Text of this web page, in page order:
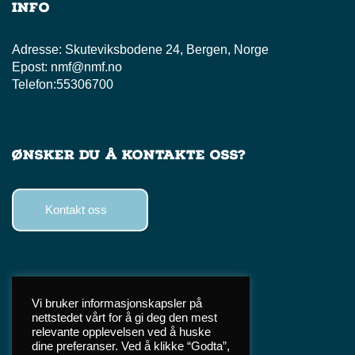
Info
Adresse: Skuteviksbodene 24, Bergen, Norge
Epost: nmf@nmf.no
Telefon:55306700
Ønsker du å kontakte oss?
Kontakt oss
Facebook
Instagram
Vi bruker informasjonskapsler på
nettstedet vårt for å gi deg den mest
relevante opplevelsen ved å huske
dine preferanser. Ved å klikke “Godta”,